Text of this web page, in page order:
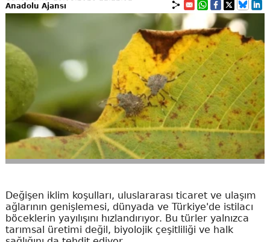
Anadolu Ajansı
Değişen iklim koşulları, uluslararası ticaret ve ulaşım
ağlarının genişlemesi, dünyada ve Türkiye'de istilacı
böceklerin yayılışını hızlandırıyor. Bu türler yalnızca
tarımsal üretimi değil, biyolojik çeşitliliği ve halk